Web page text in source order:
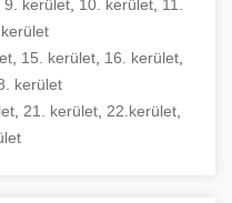
9. kerület, 10. kerület, 11.
15. kerület 16. kerület
kerület
21. kerület 22.kerület